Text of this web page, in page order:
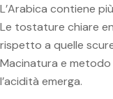
L’Arabica contiene
Le tostature chiare
rispetto a quelle
Macinatura e
l’acidità emerga.